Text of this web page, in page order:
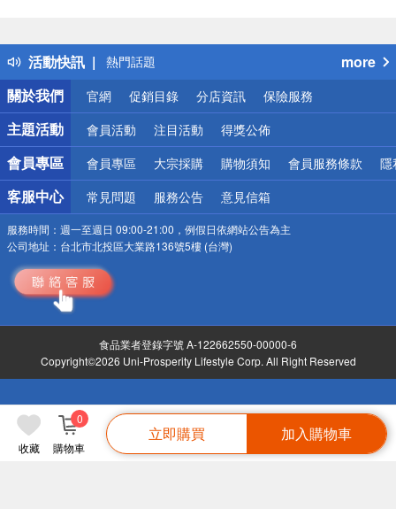
收藏 購物車
0
立即購買 加入購物車
活動快訊
得獎公告
熱門話題
銀行優惠
偏遠地區配送
詐騙網頁！請小心！
more
關於我們
官網 促銷目錄 分店資訊 保險服務
主題活動 會員活動 注目活動 得獎公佈
會員專區 會員專區 大宗採購 購物須知 會員服務條款 隱
客服中心 常見問題 服務公告 意見信箱
服務時間： 週一至週日 09:00-21:00，例假日依網站公告為主
公司地址： 台北市北投區大業路136號5樓 (台灣)
食品業者登錄字號 A-122662550-00000-6
Copyright©2026 Uni-Prosperity Lifestyle Corp. All Right Reserved